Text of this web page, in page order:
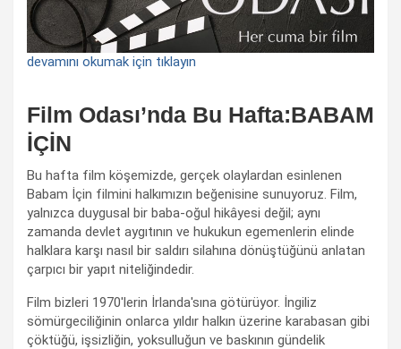
devamını okumak için tıklayın
Film Odası’nda Bu Hafta:BABAM
İÇİN
Bu hafta film köşemizde, gerçek olaylardan esinlenen
Babam İçin filmini halkımızın beğenisine sunuyoruz. Film,
yalnızca duygusal bir baba-oğul hikâyesi değil; aynı
zamanda devlet aygıtının ve hukukun egemenlerin elinde
halklara karşı nasıl bir saldırı silahına dönüştüğünü anlatan
çarpıcı bir yapıt niteliğindedir.
Film bizleri 1970'lerin İrlanda'sına götürüyor. İngiliz
sömürgeciliğinin onlarca yıldır halkın üzerine karabasan gibi
çöktüğü, işsizliğin, yoksulluğun ve baskının gündelik